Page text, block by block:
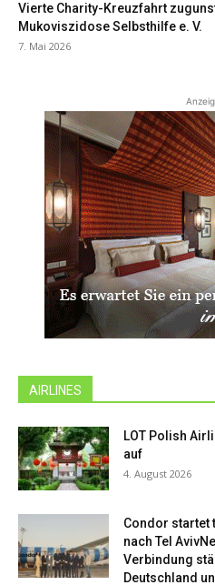
Vierte Charity-Kreuzfahrt
Mukoviszidose Selbsthilfe e. V.
7. Mai 2026
AIRLINES
LOT Polish
auf
4. August 2026
Condor startet
nach Tel
Verbindung
Deutschland